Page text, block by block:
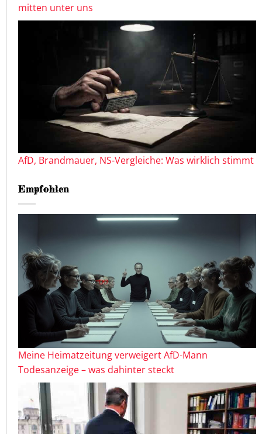
mitten unter uns
AfD, Brandmauer, NS-Vergleiche: Was wirklich stimmt
Empfohlen
Meine Heimatzeitung verweigert AfD-Mann
Todesanzeige – was dahinter steckt